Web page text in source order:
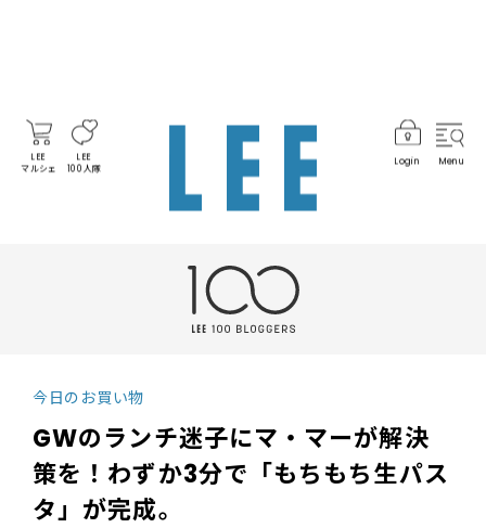
LEE
マルシェ
LEE
100人隊
Login Menu
今日のお買い物
GWのランチ迷子にマ・マーが解決
策を！わずか3分で「もちもち生パス
タ」が完成。